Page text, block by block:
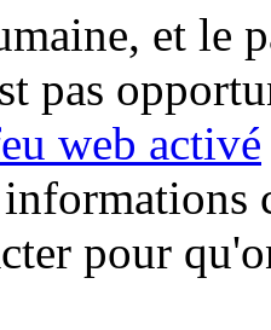
et le
pas
web activé
pour